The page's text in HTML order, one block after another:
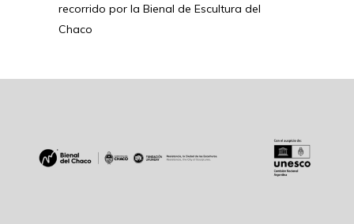
recorrido por la Bienal de Escultura del
Chaco